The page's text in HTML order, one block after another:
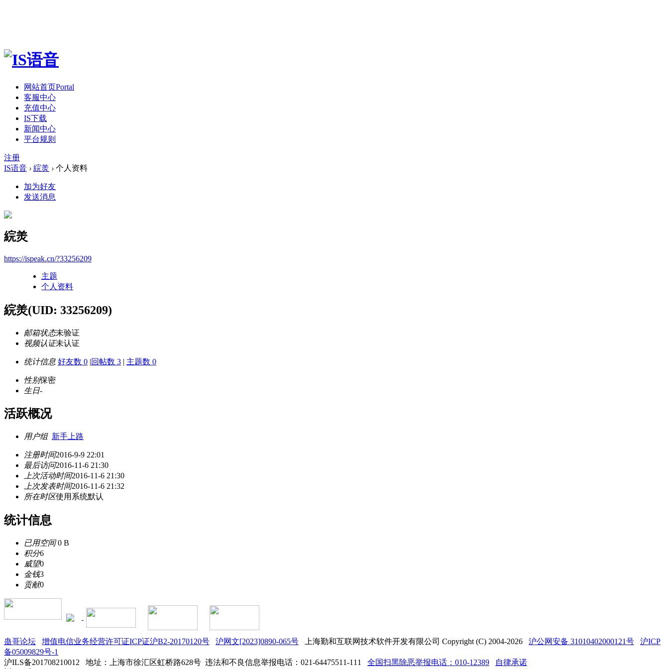
网站首页Portal
客服中心
充值中心
IS下载
新闻中心
平台规则
注册
IS语音 › 綄羙 › 个人资料
加为好友
发送消息
綄羙
https://ispeak.cn/?33256209
主题
个人资料
綄羙(UID: 33256209)
邮箱状态未验证
视频认证未认证
统计信息 好友数 0 |回帖数 3 | 主题数 0
性别保密
生日-
活跃概况
用户组 新手上路
注册时间2016-9-9 22:01
最后访问2016-11-6 21:30
上次活动时间2016-11-6 21:30
上次发表时间2016-11-6 21:32
所在时区使用系统默认
统计信息
已用空间0 B
积分6
威望0
金钱3
贡献0
蛊哥论坛 增值电信业务经营许可证ICP证沪B2-20170120号 沪网文[2023]0890-065号 上海勤和互联网技术软件开发有限公司 Copyright (C) 2004-2026 沪公网安备 31010402000121号
沪ICP
备05009829号-1
沪ILS备201708210012
地址：上海市徐汇区虹桥路628号 违法和不良信息举报电话：021-64475511-111 全国扫黑除恶举报电话：010-12389
自律承诺